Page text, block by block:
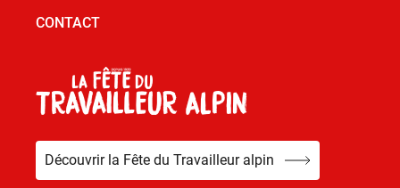
CONTACT
Découvrir la Fête du Travailleur alpin